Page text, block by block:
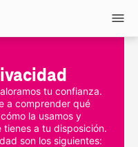
tu confianza.
a comprender qué
la usamos y
a tu disposición.
son los siguientes: